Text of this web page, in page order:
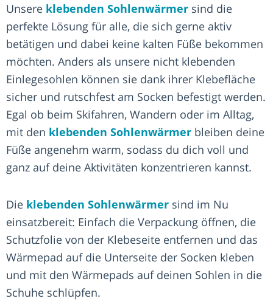
Unsere klebenden Sohlenwärmer sind die
perfekte Lösung für alle, die sich gerne aktiv
betätigen und dabei keine kalten Füße bekommen
möchten. Anders als unsere nicht klebenden
Einlegesohlen können sie dank ihrer Klebefläche
sicher und rutschfest am Socken befestigt werden.
Egal ob beim Skifahren, Wandern oder im Alltag,
mit den klebenden Sohlenwärmer bleiben deine
Füße angenehm warm, sodass du dich voll und
ganz auf deine Aktivitäten konzentrieren kannst.
Die klebenden Sohlenwärmer sind im Nu
einsatzbereit: Einfach die Verpackung öffnen, die
Schutzfolie von der Klebeseite entfernen und das
Wärmepad auf die Unterseite der Socken kleben
und mit den Wärmepads auf deinen Sohlen in die
Schuhe schlüpfen.